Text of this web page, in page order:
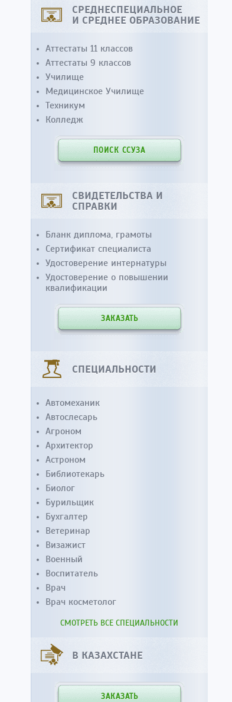
СРЕДНЕСПЕЦИАЛЬНОЕ
И СРЕДНЕЕ ОБРАЗОВАНИЕ
Аттестаты 11 классов
Аттестаты 9 классов
Училище
Медицинское Училище
Техникум
Колледж
ПОИСК ССУЗА
СВИДЕТЕЛЬСТВА И
СПРАВКИ
Бланк диплома, грамоты
Сертификат специалиста
Удостоверение интернатуры
Удостоверение о повышении
квалификации
ЗАКАЗАТЬ
СПЕЦИАЛЬНОСТИ
Автомеханик
Автослесарь
Агроном
Архитектор
Астроном
Библиотекарь
Биолог
Бурильщик
Бухгалтер
Ветеринар
Визажист
Военный
Воспитатель
Врач
Врач косметолог
СМОТРЕТЬ ВСЕ СПЕЦИАЛЬНОСТИ
В КАЗАХСТАНЕ
ЗАКАЗАТЬ